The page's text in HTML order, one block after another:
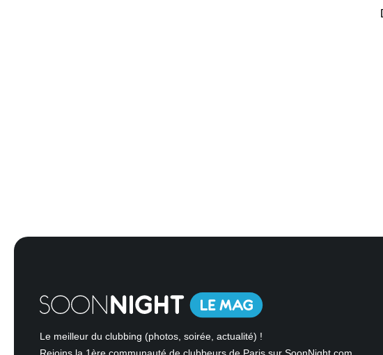
Le meilleur du clubbing (photos, soirée, actualité) !